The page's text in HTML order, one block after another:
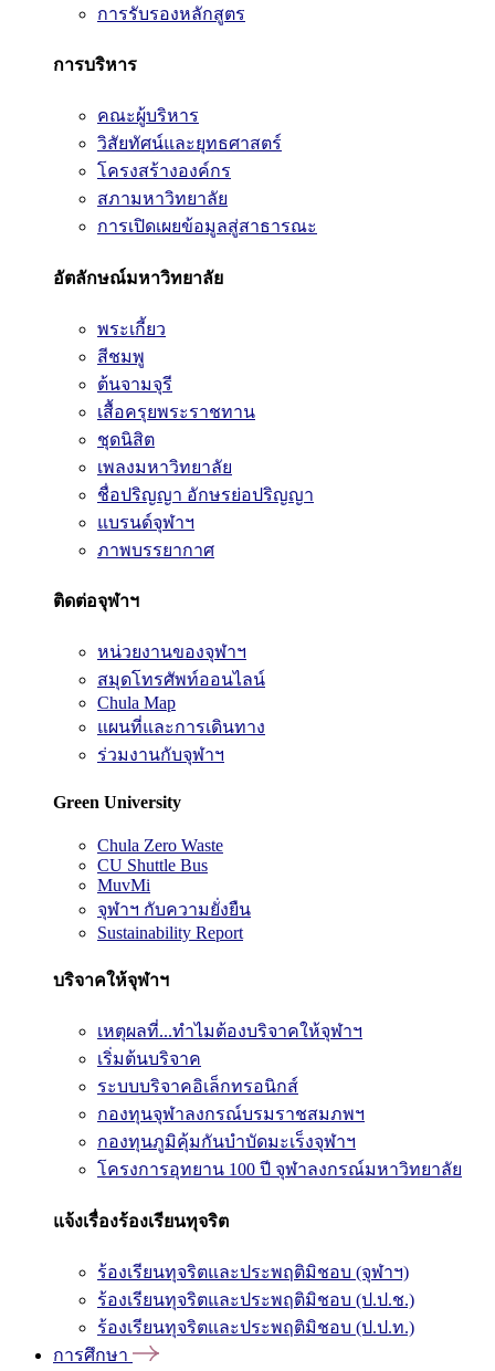
การรับรองหลักสูตร
การบริหาร
คณะผู้บริหาร
วิสัยทัศน์และยุทธศาสตร์
โครงสร้างองค์กร
สภามหาวิทยาลัย
การเปิดเผยข้อมูลสู่สาธารณะ
อัตลักษณ์มหาวิทยาลัย
พระเกี้ยว
สีชมพู
ต้นจามจุรี
เสื้อครุยพระราชทาน
ชุดนิสิต
เพลงมหาวิทยาลัย
ชื่อปริญญา อักษรย่อปริญญา
แบรนด์จุฬาฯ
ภาพบรรยากาศ
ติดต่อจุฬาฯ
หน่วยงานของจุฬาฯ
สมุดโทรศัพท์ออนไลน์
Chula Map
แผนที่และการเดินทาง
ร่วมงานกับจุฬาฯ
Green University
Chula Zero Waste
CU Shuttle Bus
MuvMi
จุฬาฯ กับความยั่งยืน
Sustainability Report
บริจาคให้จุฬาฯ
เหตุผลที่...ทำไมต้องบริจาคให้จุฬาฯ
เริ่มต้นบริจาค
ระบบบริจาคอิเล็กทรอนิกส์
กองทุนจุฬาลงกรณ์บรมราชสมภพฯ
กองทุนภูมิคุ้มกันบำบัดมะเร็งจุฬาฯ
โครงการอุทยาน 100 ปี จุฬาลงกรณ์มหาวิทยาลัย
แจ้งเรื่องร้องเรียนทุจริต
ร้องเรียนทุจริตและประพฤติมิชอบ (จุฬาฯ)
ร้องเรียนทุจริตและประพฤติมิชอบ (ป.ป.ช.)
ร้องเรียนทุจริตและประพฤติมิชอบ (ป.ป.ท.)
การศึกษา